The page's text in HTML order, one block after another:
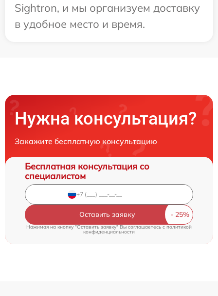
Sightron, и мы организуем доставку
в удобное место и время.
Нужна консультация?
Закажите бесплатную консультацию
Бесплатная консультация со
специалистом
Оставить заявку
Нажимая на кнопку "Оставить заявку" Вы соглашаетесь cполитикой
конфиденциальности